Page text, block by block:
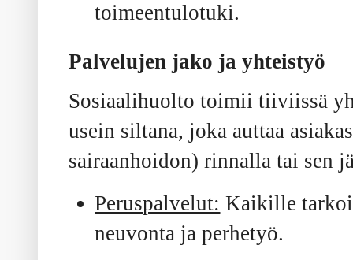
toimeentulotuki.
Palvelujen jako ja yhteistyö
Sosiaalihuolto toimii tiiviissä
usein siltana, joka auttaa
sairaanhoidon) rinnalla tai sen
Peruspalvelut: Kaikille
neuvonta ja perhetyö.